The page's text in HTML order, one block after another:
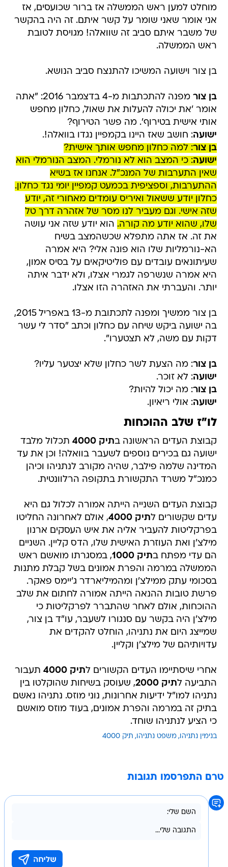
מוחלט למען ראש הממשלה אז ברור שכועסים, אז
אני אומר שאני שומר על קשר איתם. זה היה בהקשר
של משבר איתם סביב זה שוואלה! מגויסת לטובת
ראש הממשלה.
בן צור וישועה המשיכו להתנצח סביב הנושא.
בן צור
מפנה להתכתבות מ-4 בדצמבר 2016: "אתה
אומר 'את יכולה להעלות את שאול, כחלון מחפש
אותי אישית בטירוף'. מה פשר הטירוף?
ישועה: חושב שאז היינו בקמפיין נגדו בוואלה!.
בן צור: למה כחלון מחפש אותך אישית?
ישועה: כי המצב הוא לא נורמלי. המצב הנורמלי הוא
שאין התערבות של המנכ"ל. אנחנו אז בשיא
ההתערבות, וספציפית בכמעט קמפיין יומי נגד כחלון.
כחלון יודע ששאול ואיריס עומדים מאחורי זה, יודע
שזה אישי. וגם מעביר לנו מסר של אזהרה דרך טל
שלו, שהוא יודע מה קורה. הוא יודע שזה אני עושה
את זה. אז אתה מתפלא שכשהמצב בשיח
הא-נורמליות שלו הוא פונה אלי? היא אמרה
שעיתונאים עובדים עם פוליטיקאים על בסיס אמון,
היא אמרה שנשרפה לגמרי אצלו, ולא ידבר איתה
יותר. והעברתי את האזהרה הזו אצלו.
בן צור ממשיך ומפנה לתכתובת מ-13 באפריל 2015,
בה ישועה ביקש שיחה עם כחלון וכתב "סדר לי עשר
דקות עם משה, לא תצטערו".
בן צור: מה הצעת לשר כחלון שלא יצטער עליו?
ישועה: לא זוכר.
בן צור: מה יכול להיות?
ישועה: אולי ריאיון.
לו"ז שלב ההוכחות
קבוצת העדים הראשונה בתיק 4000
תכלול מלבד
ישועה גם בכירים נוספים לשעבר בוואלה! וכן את עד
המדינה שלמה פילבר, שהיה מקורב לנתניהו וכיהן
כמנכ"ל משרד התקשורת בתקופה הרלוונטית.
קבוצת העדים השנייה הייתה אמורה לכלול גם היא
עדים שקשורים לתיק 4000
, אולם לאחרונה החליטו
בפרקליטות להעביר אליה את איש העסקים ארנון
מילצ'ן ואת העוזרת האישית שלו, הדס קליין. השניים
הם עדי מפתח בתיק 1000
, במסגרתו מואשם ראש
הממשלה במרמה והפרת אמונים בשל קבלת מתנות
בסכומי עתק ממילצ'ן ומהמיליארדר ג'יימס פאקר.
פרשת טובות ההנאה הייתה אמורה לחתום את שלב
ההוכחות, אולם לאחר שהתברר לפרקליטות כי
מילצ'ן היה בקשר עם סנגורו לשעבר, עו"ד בן צור,
שמייצג היום את נתניהו, הוחלט להקדים את
עדויותיהם של מילצ'ן וקליין.
אחרי שיסתיימו העדים הקשורים לתיק 4000
תעבור
התביעה לתיק 2000
, שעוסק בשיחות שהוקלטו בין
נתניהו למו"ל ידיעות אחרונות, נוני מוזס. נתניהו נאשם
בתיק זה במרמה והפרת אמונים, בעוד מוזס מואשם
כי הציע לנתניהו שוחד.
בנימין נתניהו משפט נתניהו תיק 4000
טרם התפרסמו תגובות